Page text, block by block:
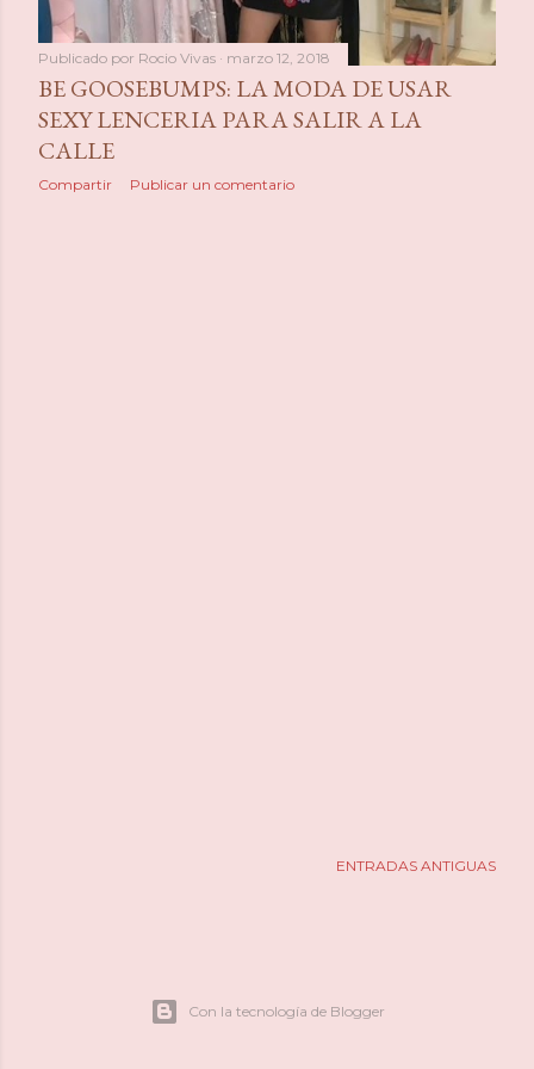
Publicado por Rocio Vivas marzo 12, 2018
BE GOOSEBUMPS: LA MODA DE USAR
SEXY LENCERIA PARA SALIR A LA
CALLE
Compartir Publicar un comentario
ENTRADAS ANTIGUAS
Con la tecnología de Blogger